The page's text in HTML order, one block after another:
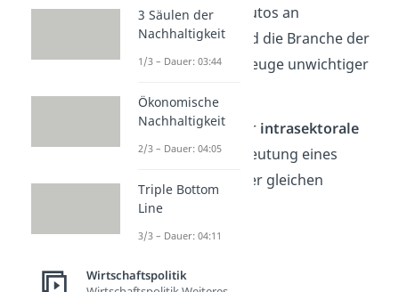
die Branche der E-Autos an
Bedeutung, während die Branche der
Verbrennungsfahrzeuge unwichtiger
Somit verschiebt der intrasektorale
Wandelnur die Bedeutung eines
Faktors innerhalb der gleichen
Branche.
3 Säulen der
Nachhaltigkeit
1/3 – Dauer: 03:44
Ökonomische
Nachhaltigkeit
2/3 – Dauer: 04:05
Triple Bottom
Line
3/3 – Dauer: 04:11
Wirtschaftspolitik